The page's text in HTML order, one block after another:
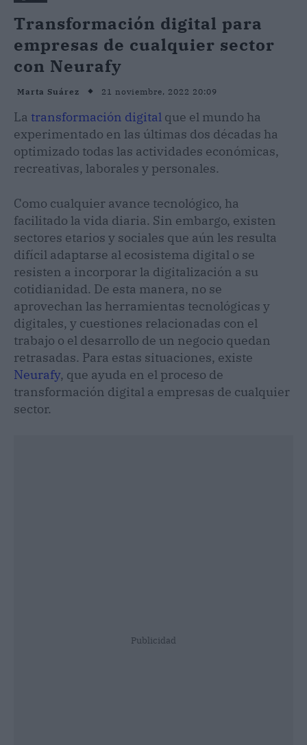
Transformación digital para
empresas de cualquier sector
con Neurafy
Marta Suárez 21 noviembre, 2022 20:09
La transformación digital que el mundo ha
experimentado en las últimas dos décadas ha
optimizado todas las actividades económicas,
recreativas, laborales y personales.
Como cualquier avance tecnológico, ha
facilitado la vida diaria. Sin embargo, existen
sectores etarios y sociales que aún les resulta
difícil adaptarse al ecosistema digital o se
resisten a incorporar la digitalización a su
cotidianidad. De esta manera, no se
aprovechan las herramientas tecnológicas y
digitales, y cuestiones relacionadas con el
trabajo o el desarrollo de un negocio quedan
retrasadas. Para estas situaciones, existe
Neurafy, que ayuda en el proceso de
transformación digital a empresas de cualquier
sector.
Publicidad